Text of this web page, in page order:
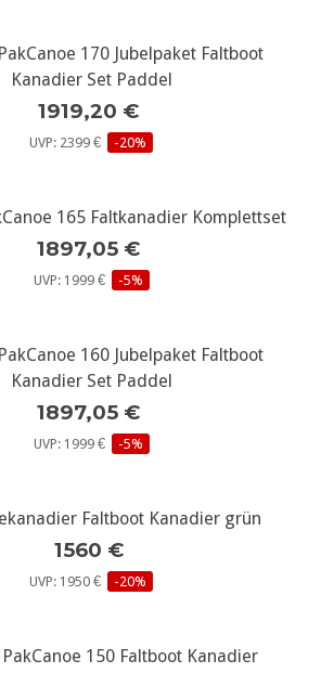
170 Jubelpaket Faltboot
Kanadier Set Paddel
1919,20 €
UVP: 2399 € -20%
165 Faltkanadier Komplettset
1897,05 €
UVP: 1999 € -5%
160 Jubelpaket Faltboot
Kanadier Set Paddel
1897,05 €
UVP: 1999 € -5%
Faltboot Kanadier grün
1560 €
UVP: 1950 € -20%
150 Faltboot Kanadier